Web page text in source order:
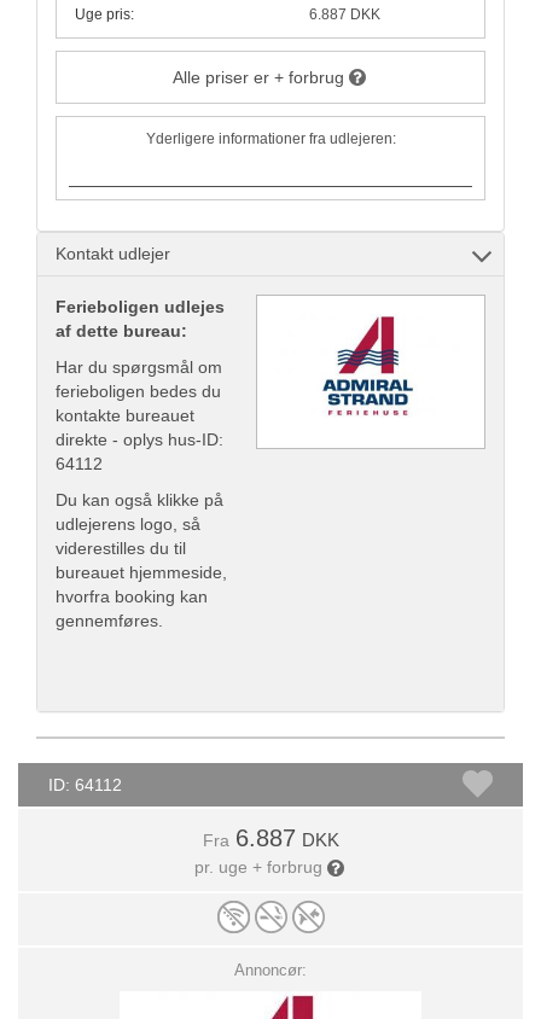
Uge pris:
6.887 DKK
Alle priser er + forbrug
Yderligere informationer fra udlejeren:
Kontakt udlejer
Ferieboligen udlejes
af dette bureau:
Har du spørgsmål om
ferieboligen bedes du
kontakte bureauet
direkte - oplys hus-ID:
64112
Du kan også klikke på
udlejerens logo, så
viderestilles du til
bureauet hjemmeside,
hvorfra booking kan
gennemføres.
ID: 64112
Fra 6.887 DKK
pr. uge + forbrug
Annoncør: